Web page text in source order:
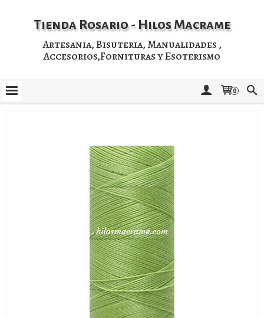
Tienda Rosario - Hilos Macrame
Artesania, Bisuteria, Manualidades ,
Accesorios,Fornituras y Esoterismo
0